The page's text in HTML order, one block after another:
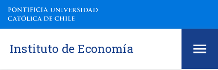
Instituto de Economía